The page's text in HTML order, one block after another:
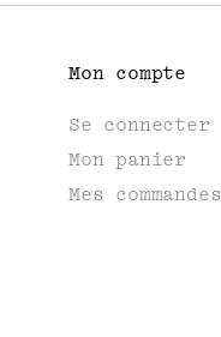
Mon compte
Se connecter
Mon panier
Mes commandes